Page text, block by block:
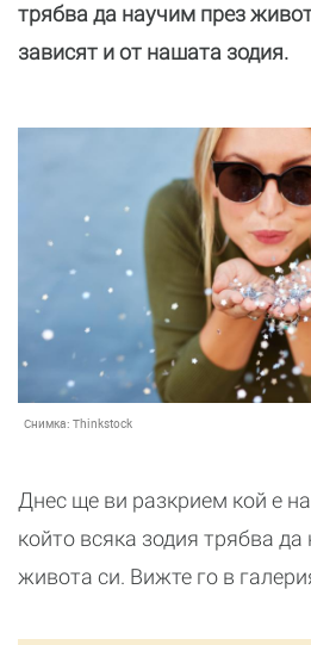
трябва да научим през
зависят и от нашата зодия.
Снимка: Thinkstock
Днес ще ви разкрием кой е
който всяка зодия трябва да
живота си. Вижте го в